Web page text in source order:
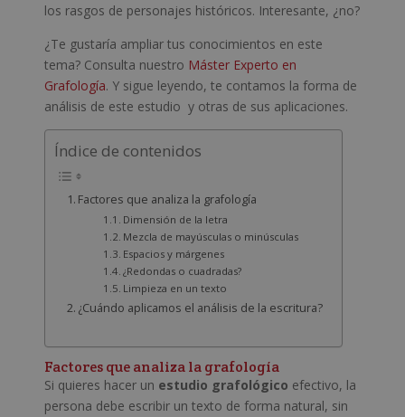
los rasgos de personajes históricos. Interesante, ¿no?
¿Te gustaría ampliar tus conocimientos en este
tema? Consulta nuestro Máster Experto en
Grafología. Y sigue leyendo, te contamos la forma de
análisis de este estudio y otras de sus aplicaciones.
Índice de contenidos
Factores que analiza la grafología
Dimensión de la letra
Mezcla de mayúsculas o minúsculas
Espacios y márgenes
¿Redondas o cuadradas?
Limpieza en un texto
¿Cuándo aplicamos el análisis de la escritura?
Factores que analiza la grafología
Si quieres hacer un estudio grafológico efectivo, la
persona debe escribir un texto de forma natural, sin